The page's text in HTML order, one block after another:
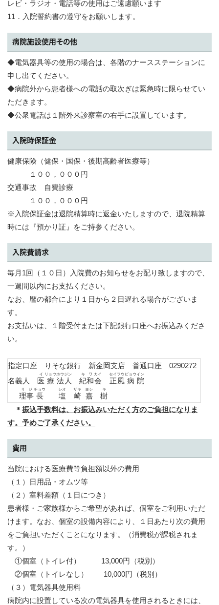
レビ・ラジオ・電話等の使用はご遠慮願います
11．入院誓約書の遵守をお願いします。
病院施設使用その他
◆電気器具等の使用の場合は、各階のナースステーションに
申し出てください。
◆病院外から患者様への電話の取次ぎは緊急時に限らせてい
ただきます。
◆公衆電話は１階外来診察室の右手に設置しています。
入院時保証金
健康保険（健保・国保・後期高齢者医療等）
１００，０００円
交通事故 自費診療
１００，０００円
※入院保証金は退院精算時に返金いたしますので、退院精算
時には『預かり証』をご持参ください。
入院費請求
毎月1回（１０日）入院費のお知らせをお配り致しますので、
一週間以内にお支払ください。
なお、暦の都合により１日から２日遅れる場合がございま
す。
お支払いは、１階受付または下記銀行口座へお振込みくださ
い。
指定口座 りそな銀行 新金岡支店 普通口座 0290272
名義人 医
イ
療
リョウ
法
ホウ
人
ジン
紀
キ
和
ワ
会
カイ
正
セイ
風
フウ
病
ビョウ
院
イン
理
リ
事
ジ
長
チョウ
塩
シオ
崎
ザキ
嘉
ヨシ
樹
キ
＊ 振込手数料は、お振込みいただく方のご負担になりま
す。予めご了承ください。
費用
当院における医療費等負担額以外の費用
（１）日用品・オムツ等
（２）室料差額（１日につき）
患者様・ご家族様からご希望があれば、個室をご利用いただ
けます。なお、個室の設備内容により、１日あたり次の費用
をご負担いただくことになります。（消費税が課税されま
す。）
①個室（トイレ付） 13,000円（税別）
②個室（トイレなし） 10,000円（税別）
（３）電気器具使用料
病院内に設置している次の電気器具を使用されるときには、